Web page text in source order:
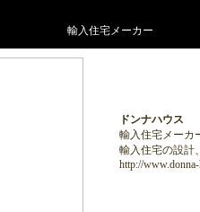
輸入住宅メーカー
ドンナハウス
輸入住宅メー
輸入住宅の設計
http://